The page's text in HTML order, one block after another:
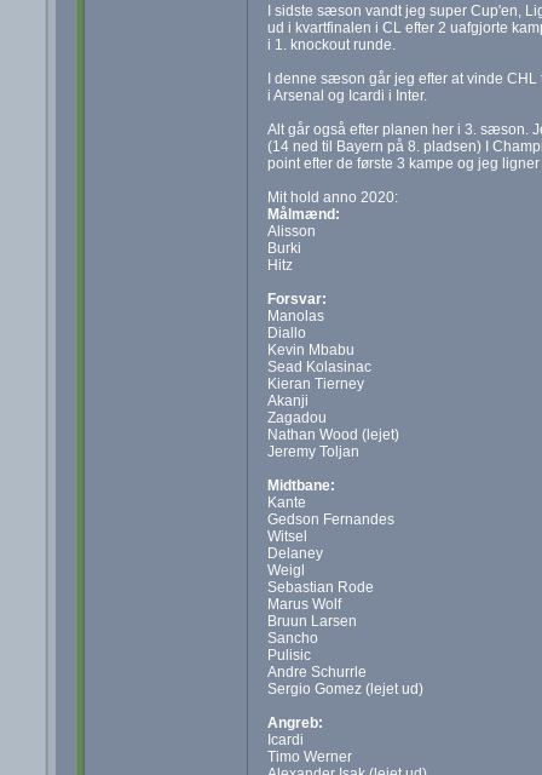
I sidste sæson vandt jeg super Cup'en,
ud i kvartfinalen i CL efter 2 uafgjorte
i 1. knockout runde.
I denne sæson går jeg efter at vinde
i Arsenal og Icardi i Inter.
Alt går også efter planen her i 3. sæson.
(14 ned til Bayern på 8. pladsen) I
point efter de første 3 kampe og jeg
Mit hold anno 2020:
Målmænd:
Alisson
Burki
Hitz
Forsvar:
Manolas
Diallo
Kevin Mbabu
Sead Kolasinac
Kieran Tierney
Akanji
Zagadou
Nathan Wood (lejet)
Jeremy Toljan
Midtbane:
Kante
Gedson Fernandes
Witsel
Delaney
Weigl
Sebastian Rode
Marus Wolf
Bruun Larsen
Sancho
Pulisic
Andre Schurrle
Sergio Gomez (lejet ud)
Angreb:
Icardi
Timo Werner